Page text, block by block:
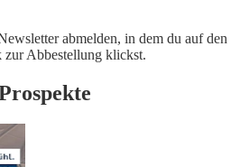
abmelden, in dem du auf den
Abbestellung klickst.